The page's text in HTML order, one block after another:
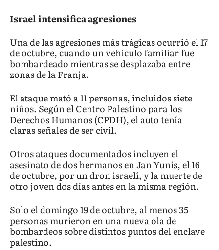
Israel intensifica agresiones
Una de las agresiones más trágicas ocurrió el 17
de octubre, cuando un vehículo familiar fue
bombardeado mientras se desplazaba entre
zonas de la Franja.
El ataque mató a 11 personas, incluidos siete
niños. Según el Centro Palestino para los
Derechos Humanos (CPDH), el auto tenía
claras señales de ser civil.
Otros ataques documentados incluyen el
asesinato de dos hermanos en Jan Yunis, el 16
de octubre, por un dron israelí, y la muerte de
otro joven dos días antes en la misma región.
Solo el domingo 19 de octubre, al menos 35
personas murieron en una nueva ola de
bombardeos sobre distintos puntos del enclave
palestino.